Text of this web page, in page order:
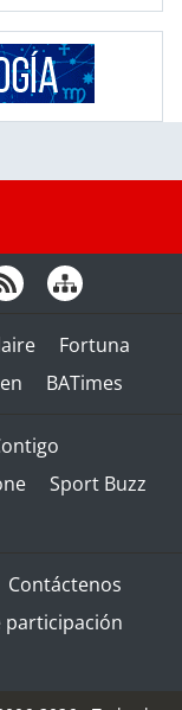
Fortuna
BATimes
Sport Buzz
Contáctenos
participación